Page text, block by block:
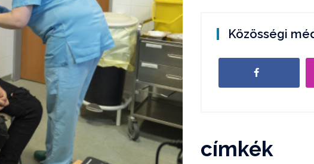
Közösségi
címkék